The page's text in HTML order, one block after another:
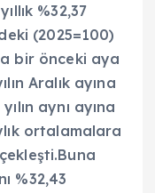
%32,37
(2025=100)
bir önceki aya
Aralık ayına
aynı ayına
ortalamalara
%32,43